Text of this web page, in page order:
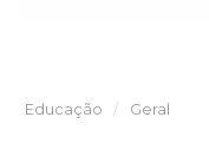
Educação Geral